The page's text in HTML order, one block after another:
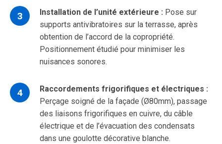
Installation de l’unité extérieure : Pose sur
supports antivibratoires sur la terrasse, après
obtention de l’accord de la copropriété.
Positionnement étudié pour minimiser les
nuisances sonores.
Raccordements frigorifiques et électriques :
Perçage soigné de la façade (Ø80mm), passage
des liaisons frigorifiques en cuivre, du câble
électrique et de l’évacuation des condensats
dans une goulotte décorative blanche.